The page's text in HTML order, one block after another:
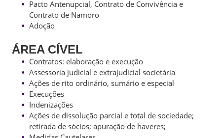
Pacto Antenupcial, Contrato de Convivência e
Contrato de Namoro
Adoção
ÁREA CÍVEL
Contratos: elaboração e execução
Assessoria judicial e extrajudicial societária
Ações de rito ordinário, sumário e especial
Execuções
Indenizações
Ações de dissolução parcial e total de sociedade;
retirada de sócios; apuração de haveres;